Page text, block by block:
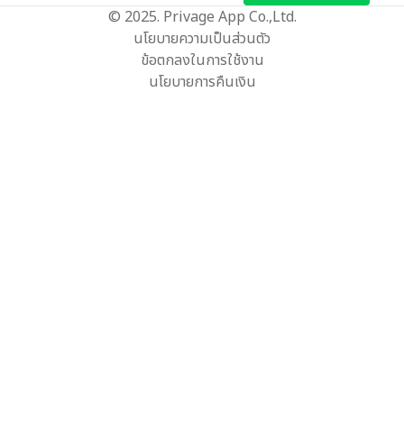
© 2025. Privage App Co.,Ltd.
นโยบายความเป็นส่วนตัว
ข้อตกลงในการใช้งาน
นโยบายการคืนเงิน